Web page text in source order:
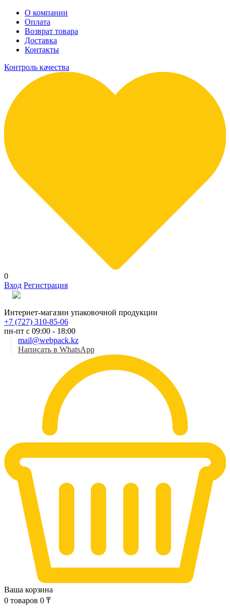
О компании
Оплата
Возврат товара
Доставка
Контакты
Контроль качества
0
Вход Регистрация
Интернет-магазин упаковочной продукции
+7 (727) 310-85-06
пн-пт с 09:00 - 18:00
mail@webpack.kz
Написать в WhatsApp
Ваша корзина
0 товаров 0 ₸